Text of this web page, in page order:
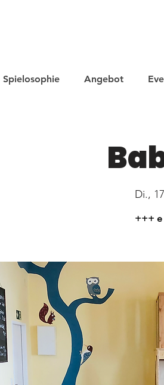
Spielosophie Angebot
Di.,
+++ e